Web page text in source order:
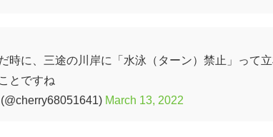
時に、三途の川岸に「水泳（ターン）禁止」って
とですね
March 13, 2022